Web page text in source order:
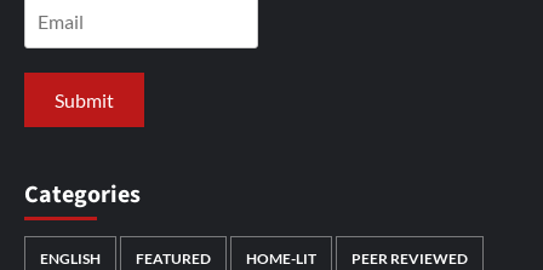
Categories
ENGLISH FEATURED HOME-LIT PEER REVIEWED